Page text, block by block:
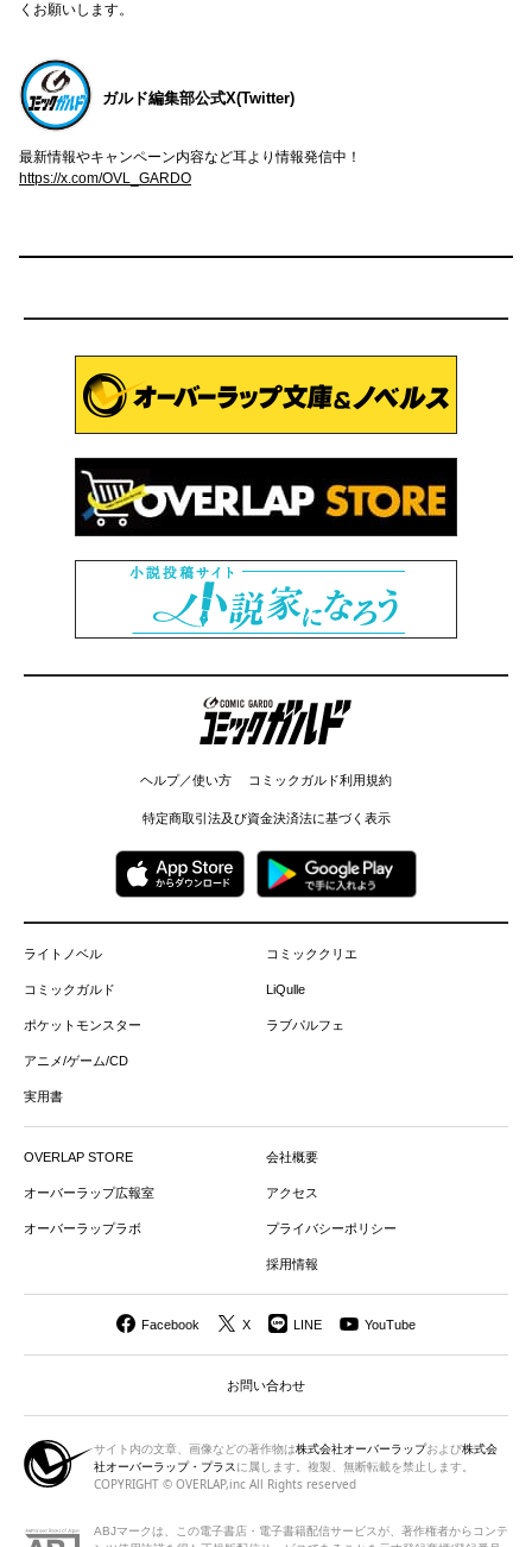
くお願いします。
ガルド編集部公式X(Twitter)
最新情報やキャンペーン内容など耳より情報発信中！
https://x.com/OVL_GARDO
コミックガルド
ヘルプ／使い方 コミックガルド利用規約
特定商取引法及び資金決済法に基づく表示
ライトノベル
コミックガルド
ポケットモンスター
アニメ/ゲーム/CD
実用書
コミッククリエ
LiQulle
ラブパルフェ
OVERLAP STORE
オーバーラップ広報室
オーバーラップラボ
会社概要
アクセス
プライバシーポリシー
採用情報
Facebook X LINE YouTube
お問い合わせ
サイト内の文章、画像などの著作物は株式会社オーバーラップおよび株式会
社オーバーラップ・プラス に属します。複製、無断転載を禁止します。
COPYRIGHT © OVERLAP,inc All Rights reserved
ABJマークは、この電子書店・電子書籍配信サービスが、著作権者からコンテ